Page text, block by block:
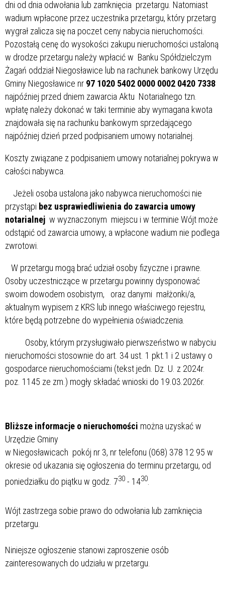
dni od dnia odwołania lub zamknięcia przetargu. Natomiast
wadium wpłacone przez uczestnika przetargu, który przetarg
wygrał zalicza się na poczet ceny nabycia nieruchomości.
Pozostałą cenę do wysokości zakupu nieruchomości ustaloną
w drodze przetargu należy wpłacić w Banku Spółdzielczym
Żagań oddział Niegosławice lub na rachunek bankowy Urzędu
Gminy Niegosławice nr 97 1020 5402 0000 0002 0420 7338
najpóźniej przed dniem zawarcia Aktu Notarialnego tzn.
wpłatę należy dokonać w taki terminie aby wymagana kwota
znajdowała się na rachunku bankowym sprzedającego
najpóźniej dzień przed podpisaniem umowy notarialnej.
Koszty związane z podpisaniem umowy notarialnej pokrywa w
całości nabywca.
Jeżeli osoba ustalona jako nabywca nieruchomości nie
przystąpi bez usprawiedliwienia do zawarcia umowy
notarialnej w wyznaczonym miejscu i w terminie Wójt może
odstąpić od zawarcia umowy, a wpłacone wadium nie podlega
zwrotowi.
W przetargu mogą brać udział osoby fizyczne i prawne.
Osoby uczestniczące w przetargu powinny dysponować
swoim dowodem osobistym, oraz danymi małżonki/a,
aktualnym wypisem z KRS lub innego właściwego rejestru,
które będą potrzebne do wypełnienia oświadczenia.
Osoby, którym przysługiwało pierwszeństwo w nabyciu
nieruchomości stosownie do art. 34 ust. 1 pkt.1 i 2 ustawy o
gospodarce nieruchomościami (tekst jedn. Dz. U. z 2024r.
poz. 1145 ze zm.) mogły składać wnioski do 19.03.2026r.
Bliższe informacje o nieruchomości można uzyskać w
Urzędzie Gminy
w Niegosławicach pokój nr 3, nr telefonu (068) 378 12 95 w
okresie od ukazania się ogłoszenia do terminu przetargu, od
poniedziałku do piątku w godz. 730 - 1430.
Wójt zastrzega sobie prawo do odwołania lub zamknięcia
przetargu.
Niniejsze ogłoszenie stanowi zaproszenie osób
zainteresowanych do udziału w przetargu.